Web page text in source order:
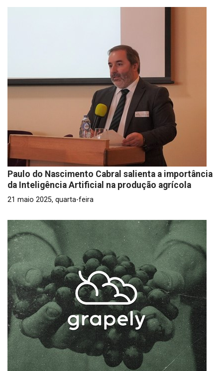
Paulo do Nascimento Cabral salienta a importância
da Inteligência Artificial na produção agrícola
21 maio 2025, quarta-feira